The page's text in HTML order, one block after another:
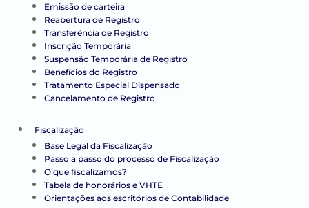
Emissão de carteira
Reabertura de Registro
Transferência de Registro
Inscrição Temporária
Suspensão Temporária de Registro
Benefícios do Registro
Tratamento Especial Dispensado
Cancelamento de Registro
Fiscalização
Base Legal da Fiscalização
Passo a passo do processo de Fiscalização
O que fiscalizamos?
Tabela de honorários e VHTE
Orientações aos escritórios de Contabilidade